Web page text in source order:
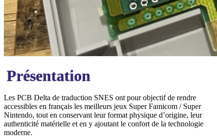
Présentation
Les PCB Delta de traduction SNES ont pour objectif de rendre
accessibles en français les meilleurs jeux Super Famicom / Super
Nintendo, tout en conservant leur format physique d’origine, leur
authenticité matérielle et en y ajoutant le confort de la technologie
moderne.